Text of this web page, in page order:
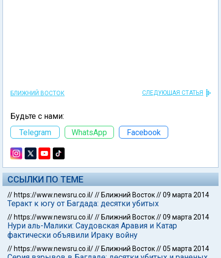
БЛИЖНИЙ ВОСТОК СЛЕДУЮЩАЯ СТАТЬЯ
Будьте с нами:
Telegram
WhatsApp Facebook
ССЫЛКИ ПО ТЕМЕ
// https://www.newsru.co.il/// Ближний Восток//09 марта 2014
Теракт к югу от Багдада: десятки убитых
// https://www.newsru.co.il/// Ближний Восток//09 марта 2014
Нури аль-Малики: Саудовская Аравия и Катар
фактически объявили Ираку войну
// https://www.newsru.co.il/// Ближний Восток//05 марта 2014